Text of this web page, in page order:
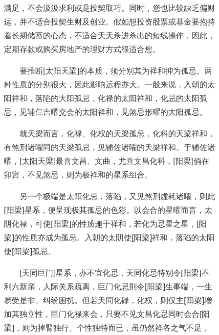
满足，不会汲汲求利或是投契取巧。同时，您也比较缺乏偏财
运，并不适合投契生财及创业。假如想投资股票或基金要抱持
着长期储蓄的心态，不适合天天杀进杀出的短线操作，因此，
定期存款或购买房地产的理财方式很适合您。
要推断[太阳天梁]的本质，须分别其为祥和抑为孤忌。两
种性质的分别很大，因此影响运程亦大。一般来说，入朝的太
阳祥和，落陷的大阳孤忌，化禄的太阳祥和，化忌的太阳孤
忌，见辅仨吉曜交会的太阳祥和，见煞忌形曜的大阳孤忌。
就天梁而言，化禄、化权的天梁孤忌，化科的天梁祥和，
有煞刑诸曜同的天梁孤忌，见辅佐诸曜的天梁祥和。于辅佐诸
曜，[太阳天梁]最喜文昌、文曲，尤喜文昌化科，[阳梁]倘在
卯宮，不见煞忌，则为极祥和的星系组合。
另一个极端是太阳化忌，落陷，又见煞刑虚耗诸曜，则此
[阳梁]星系，便呈现极其孤忌的色彩。以会合的星曜而言，太
阴化禄，可使[阳梁]的性质趣于祥和，若化为忌星之星，[阳
梁]的性质亦成为孤忌。入朝的太阴使[阳梁]祥和，落陷的太阳
使[阳梁]孤忌。
[天同巨门]星系，亦不宜化忌，天同化忌特别令[阳梁]不
利六新亲，人际关系疏离，巨门化忌則令[阳梁]生事端，一生
易受是非、纠纷困扰。但若天同化碌，化权，则仅主[阳梁]增
加其独立性，巨门化禄来会，只要不见文昌化忌同时会合[阳
梁]，则为掉臂独行。个性独特而已，虽仍然祥各之气不足，